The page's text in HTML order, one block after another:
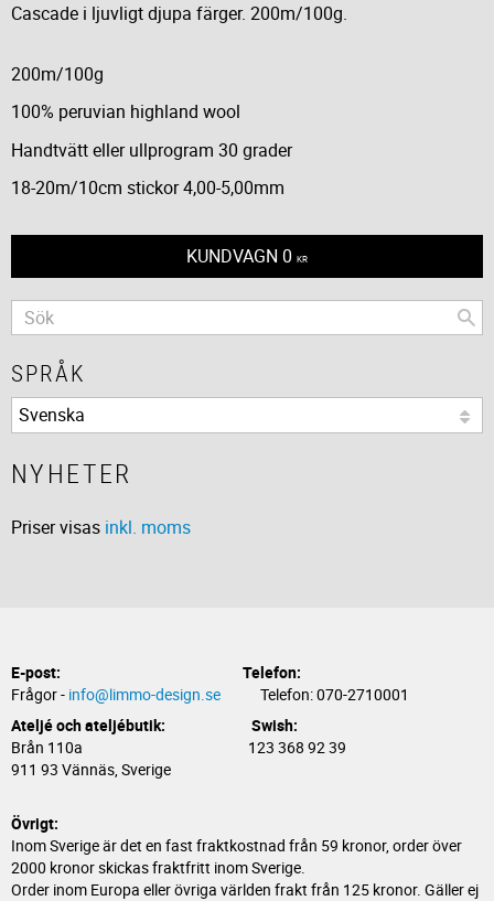
Cascade i ljuvligt djupa färger. 200m/100g.
200m/100g
100% peruvian highland wool
Handtvätt eller ullprogram 30 grader
18-20m/10cm stickor 4,00-5,00mm
KUNDVAGN 0 KR
SPRÅK
NYHETER
Priser visas inkl. moms
E-post:
Telefon:
Frågor - info@limmo-design.se Telefon: 070-2710001
Ateljé och ateljébutik: Swish:
Brån 110a 123 368 92 39
911 93 Vännäs, Sverige
Övrigt:
Inom Sverige är det en fast fraktkostnad från 59 kronor, order över
2000 kronor skickas fraktfritt inom Sverige.
Order inom Europa eller övriga världen frakt från 125 kronor. Gäller ej